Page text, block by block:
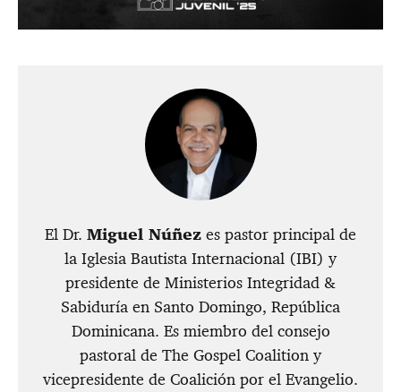
El Dr. Miguel Núñez es pastor principal de
la Iglesia Bautista Internacional (IBI) y
presidente de Ministerios Integridad &
Sabiduría en Santo Domingo, República
Dominicana. Es miembro del consejo
pastoral de The Gospel Coalition y
vicepresidente de Coalición por el Evangelio.